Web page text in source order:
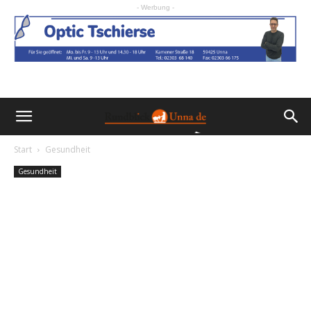
- Werbung -
Start Gesundheit
Gesundheit